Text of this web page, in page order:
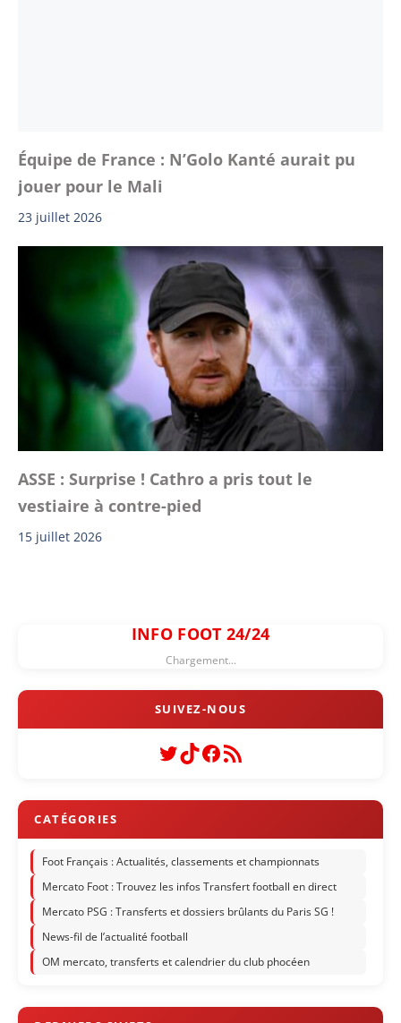
Équipe de France : N’Golo Kanté aurait pu
jouer pour le Mali
23 juillet 2026
ASSE : Surprise ! Cathro a pris tout le
vestiaire à contre-pied
15 juillet 2026
INFO FOOT 24/24
Chargement...
Twitter
TikTok
Facebook
Flux RSS
Foot Français : Actualités, classements et championnats
Mercato Foot : Trouvez les infos Transfert football en direct
Mercato PSG : Transferts et dossiers brûlants du Paris SG !
News-fil de l’actualité football
OM mercato, transferts et calendrier du club phocéen